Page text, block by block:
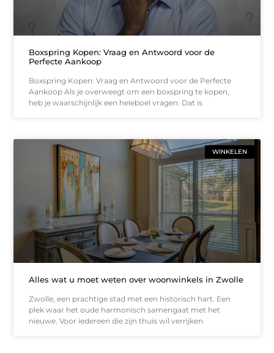
Boxspring Kopen: Vraag en Antwoord voor de
Perfecte Aankoop
Boxspring Kopen: Vraag en Antwoord voor de Perfecte
Aankoop Als je overweegt om een boxspring te kopen,
heb je waarschijnlijk een heleboel vragen. Dat is
WINKELEN
Alles wat u moet weten over woonwinkels in Zwolle
Zwolle, een prachtige stad met een historisch hart. Een
plek waar het oude harmonisch samengaat met het
nieuwe. Voor iedereen die zijn thuis wil verrijken